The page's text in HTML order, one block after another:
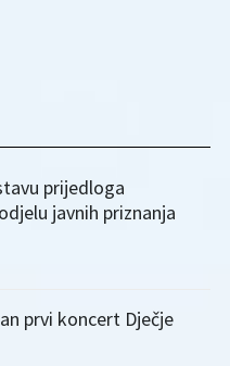
prijedloga
javnih priznanja
prvi koncert Dječje